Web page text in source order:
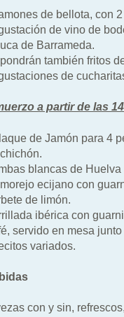
de bellota, con
de vino de
de Barrameda.
también fritos
de
a partir de las
de Jamón para 4
blancas de
ecijano con
de limón.
ibérica con
servido en mesa
variados.
con y sin,